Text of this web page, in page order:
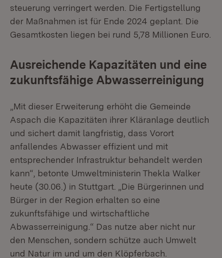
steuerung verringert werden. Die Fertigstellung
der Maßnahmen ist für Ende 2024 geplant. Die
Gesamtkosten liegen bei rund 5,78 Millionen Euro.
Ausreichende Kapazitäten und eine
zukunftsfähige Abwasserreinigung
„Mit dieser Erweiterung erhöht die Gemeinde
Aspach die Kapazitäten ihrer Kläranlage deutlich
und sichert damit langfristig, dass Vorort
anfallendes Abwasser effizient und mit
entsprechender Infrastruktur behandelt werden
kann“, betonte Umweltministerin Thekla Walker
heute (30.06.) in Stuttgart. „Die Bürgerinnen und
Bürger in der Region erhalten so eine
zukunftsfähige und wirtschaftliche
Abwasserreinigung.“ Das nutze aber nicht nur
den Menschen, sondern schütze auch Umwelt
und Natur im und um den Klöpferbach.